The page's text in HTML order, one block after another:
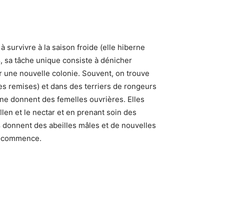
survivre à la saison froide (elle hiberne
sa tâche unique consiste à dénicher
nouvelle colonie. Souvent, on trouve
remises) et dans des terriers de rongeurs
donnent des femelles ouvrières. Elles
et le nectar et en prenant soin des
des abeilles mâles et de nouvelles